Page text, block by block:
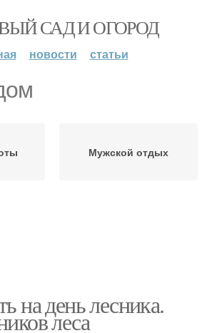
САД И ОГОРОД
новости статьи
Мужской отдых
на день лесника.
леса